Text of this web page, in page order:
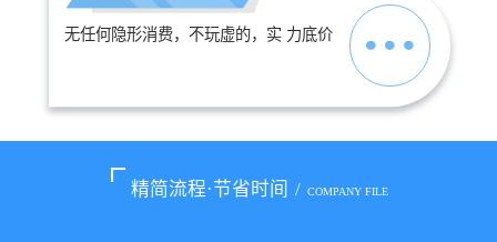
无任何隐形消费，不玩虚的，实 力底价
精简流程·节省时间 / COMPANY FILE